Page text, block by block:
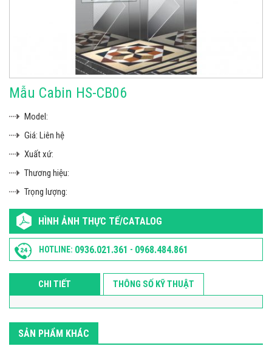
Mẫu Cabin HS-CB06
Model:
Giá: Liên hệ
Xuất xứ:
Thương hiệu:
Trọng lượng:
HÌNH ẢNH THỰC TẾ/CATALOG
HOTLINE: 0936.021.361 - 0968.484.861
CHI TIẾT THÔNG SỐ KỸ THUẬT
SẢN PHẨM KHÁC